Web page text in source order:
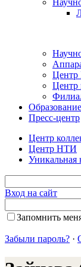
Центр
Образование
Пресс-центр
Центр
Центр НТИ
Уникальная
Вход на сайт
Запомнить
Забыли пароль? ·